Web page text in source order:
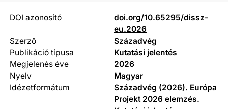
DOI azonosító
doi.org/10.65295/dissz-
eu.2026
Szerző
Századvég
Publikáció típusa
Kutatási jelentés
Megjelenés éve
2026
Nyelv
Magyar
Idézetformátum
Századvég (2026). Európa
Projekt 2026 elemzés.